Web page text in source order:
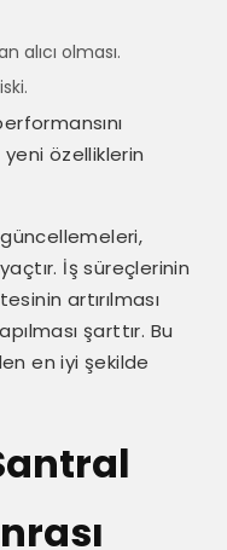
alıcı olması.
özelliklerin
güncellemeleri,
İş süreçlerinin
artırılması
şarttır. Bu
en iyi şekilde